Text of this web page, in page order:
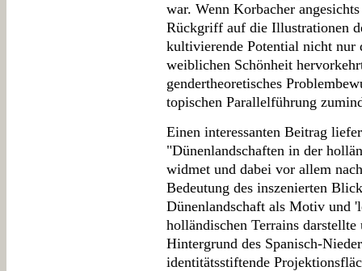
war. Wenn Korbacher
Rückgriff auf die Illustrationen
kultivierende Potential nicht nur
weiblichen Schönheit
gendertheoretisches
topischen Parallelführung
Einen interessanten Beitrag
"Dünenlandschaften in der
widmet und dabei vor allem
Bedeutung des inszenierten
Dünenlandschaft als Motiv und
holländischen Terrains
Hintergrund des Spanisch-
identitätsstiftende